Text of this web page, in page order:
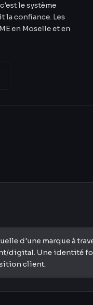
le système
confiance. Les
en Moselle et en
d'une marque à
Une identité
client.